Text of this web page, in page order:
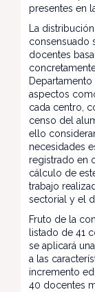
presentes en
La
consensuado
docentes
aspectos
cada centro,
censo del
ello
necesidades
registrado en
cálculo de
trabajo
sectorial y el
Fruto de la
listado de 41
se aplicará
a las
incremento
40 docentes